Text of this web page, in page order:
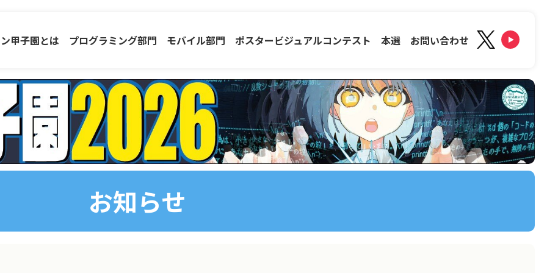
甲子園とは プログラミング部門 モバイル部門 ポスタービジュアルコンテスト 本選 お問い合わせ
お知らせ